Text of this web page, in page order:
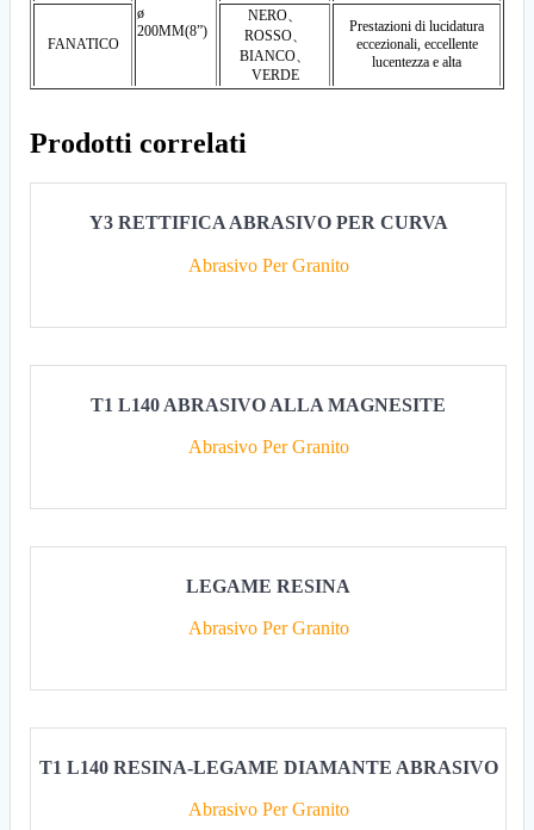
ø
200MM(8”)
FANATICO
NERO、
ROSSO、
BIANCO、
VERDE
Prestazioni di lucidatura
eccezionali, eccellente
lucentezza e alta
Prodotti correlati
Y3 RETTIFICA ABRASIVO PER CURVA
Abrasivo Per Granito
T1 L140 ABRASIVO ALLA MAGNESITE
Abrasivo Per Granito
LEGAME RESINA
Abrasivo Per Granito
T1 L140 RESINA-LEGAME DIAMANTE ABRASIVO
Abrasivo Per Granito